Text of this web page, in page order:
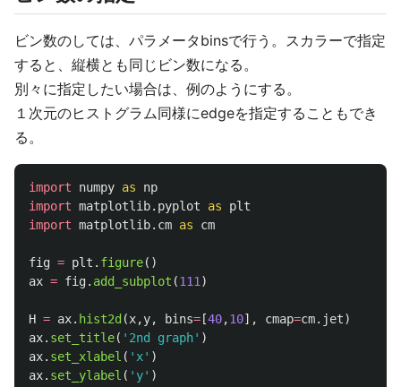
ビン数のしては、パラメータbinsで行う。スカラーで指定
すると、縦横とも同じビン数になる。
別々に指定したい場合は、例のようにする。
１次元のヒストグラム同様にedgeを指定することもでき
る。
import numpy as
np
import matplotlib.pyplot as
plt
import matplotlib.cm as cm
fig = plt . figure()
ax = fig. add_subplot (111 )
H = ax. hist2d (x,y, bins= [40,10], cmap=cm. jet)
ax. set_title( ' 2nd graph' )
ax. set_xlabel ( ' x' )
ax. set_ylabel ( ' y' )